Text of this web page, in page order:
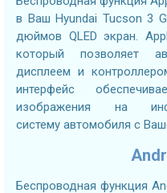
в Ваш Hyundai Tucson 3
дюймов QLED экран.
который позволяет
дисплеем и
интерфейс
изображения на
систему автомобиля с
Беспроводная функция